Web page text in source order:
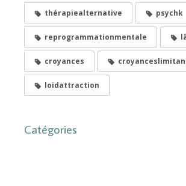
thérapiealternative psychk
reprogrammationmentale
croyances
loidattraction
Catégories